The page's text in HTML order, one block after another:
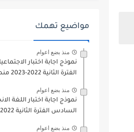
مواضيع تهمك
منذ بضع اعوام
نموذج اجابة اختبار
الفترة الثانية 2022-2023 منطقة...
منذ بضع اعوام
نموذج اجابة اختبار اللغة
السادس الفترة الثانية 2022-2023...
منذ بضع اعوام